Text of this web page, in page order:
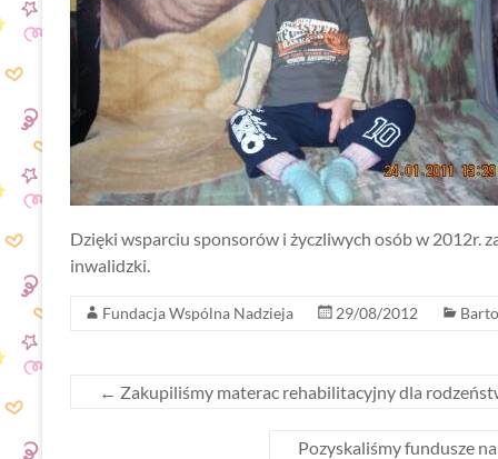
Dzięki wsparciu sponsorów i życzliwych osób w 2012r.
inwalidzki.
Fundacja Wspólna Nadzieja 29/08/2012
← Zakupiliśmy materac rehabilitacyjny dla
Pozyskaliśmy fundusze